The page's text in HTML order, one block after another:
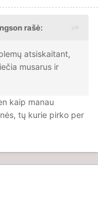
rašė:
atsiskaitant,
musarus ir
kaip manau
tų kurie pirko per